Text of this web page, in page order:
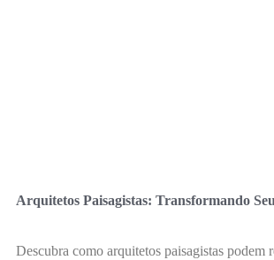
Arquitetos Paisagistas: Transformando
Descubra como arquitetos paisagistas podem